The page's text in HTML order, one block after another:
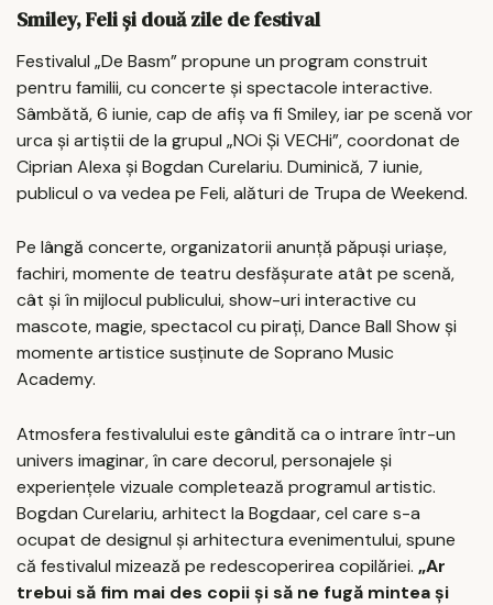
Smiley, Feli și două zile de festival
Festivalul „De Basm” propune un program construit
pentru familii, cu concerte și spectacole interactive.
Sâmbătă, 6 iunie, cap de afiș va fi Smiley, iar pe scenă vor
urca și artiștii de la grupul „NOi Și VECHi”, coordonat de
Ciprian Alexa și Bogdan Curelariu. Duminică, 7 iunie,
publicul o va vedea pe Feli, alături de Trupa de Weekend.
Pe lângă concerte, organizatorii anunță păpuși uriașe,
fachiri, momente de teatru desfășurate atât pe scenă,
cât și în mijlocul publicului, show-uri interactive cu
mascote, magie, spectacol cu pirați, Dance Ball Show și
momente artistice susținute de Soprano Music
Academy.
Atmosfera festivalului este gândită ca o intrare într-un
univers imaginar, în care decorul, personajele și
experiențele vizuale completează programul artistic.
Bogdan Curelariu, arhitect la Bogdaar, cel care s-a
ocupat de designul și arhitectura evenimentului, spune
că festivalul mizează pe redescoperirea copilăriei. „Ar
trebui să fim mai des copii și să ne fugă mintea și